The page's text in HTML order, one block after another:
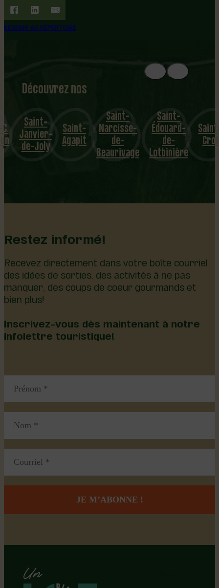
REVENIR AU RÉPERTOIRE
Découvrez nos
1
8
mu
nicipalités
Saint-
Janvier-
de-Joly
Saint-
Agapit
Saint-
Narcisse-
de-
Beaurivage
Saint-
Édouard-
de-
Lotbinière
Restez informé!
Recevez directement dans votre boîte courriel
des idées de sorties, des activités à ne pas
manquer, des coups de coeur gourmands et
bien plus!
Inscrivez-vous dès maintenant à notre
infolettre touristique!